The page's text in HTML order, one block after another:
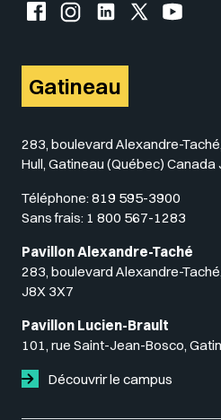
Facebook de l'UQO
Instagram de l'UQO
LinkedIn de l'UQO
X (Twitter)
Gatineau
283, boulevard Alexandre-
Hull, Gatineau (Québec) Canada
Téléphone: 819 595-3900
Sans frais: 1 800 567-1283
Pavillon Alexandre-Taché
283, boulevard Alexandre-
J8X 3X7
Pavillon Lucien-Brault
101, rue Saint-Jean-Bosco,
Découvrir le campus